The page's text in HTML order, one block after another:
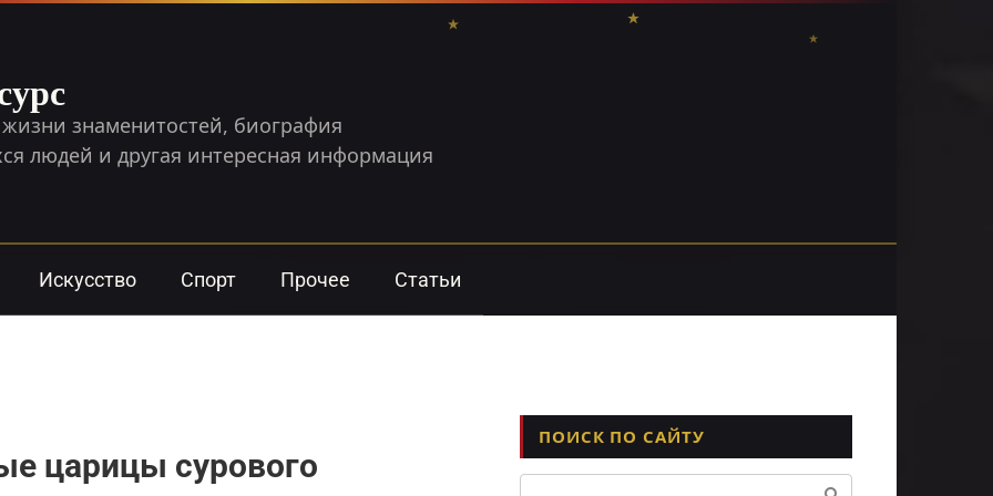
знаменитостей, биография
людей и другая интересная информация
Искусство Спорт Прочее Статьи
царицы сурового
ПОИСК ПО САЙТУ